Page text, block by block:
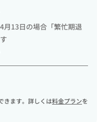
月13日の場合「繁忙期退
きます。詳しくは料金プランを